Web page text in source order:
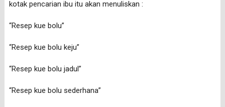
kotak pencarian ibu itu akan menuliskan :
“Resep kue bolu”
“Resep kue bolu keju”
“Resep kue bolu jadul”
“Resep kue bolu sederhana”